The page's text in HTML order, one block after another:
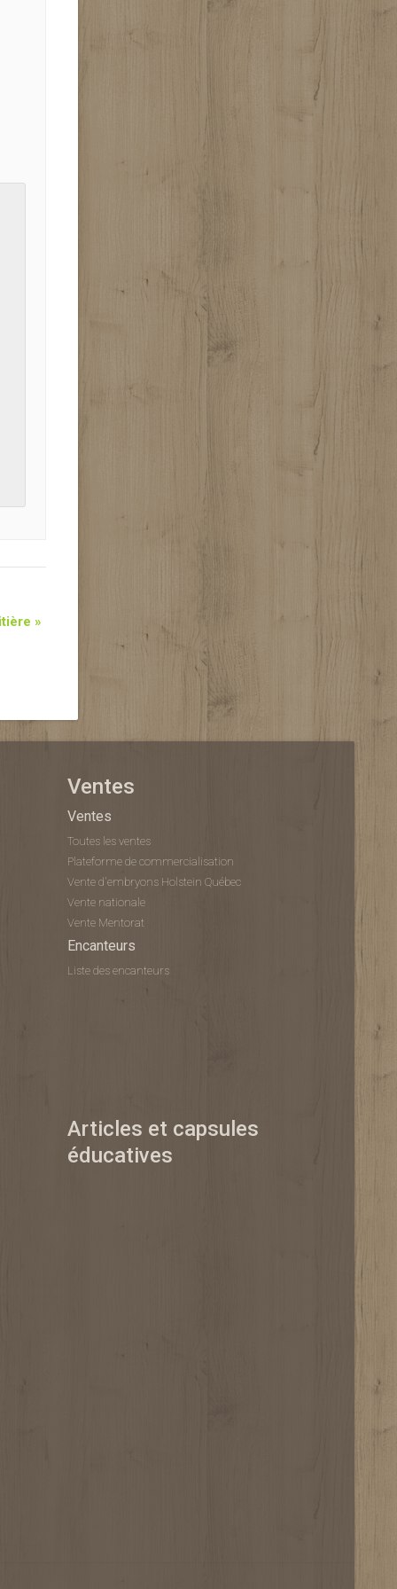
»
Ventes
Ventes
Toutes les ventes
Plateforme de commercialisation
Vente d'embryons Holstein Québec
Vente nationale
Vente Mentorat
Encanteurs
Liste des encanteurs
Articles et capsules
éducatives